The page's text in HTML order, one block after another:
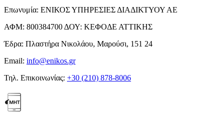
Επωνυμία: ΕΝΙΚΟΣ ΥΠΗΡΕΣΙΕΣ ΔΙΑΔΙΚΤΥΟΥ ΑΕ
ΑΦΜ: 800384700 ΔΟΥ: ΚΕΦΟΔΕ ΑΤΤΙΚΗΣ
Έδρα: Πλαστήρα Νικολάου, Μαρούσι, 151 24
Email: info@enikos.gr
Τηλ. Επικοινωνίας: +30 (210) 878-8006